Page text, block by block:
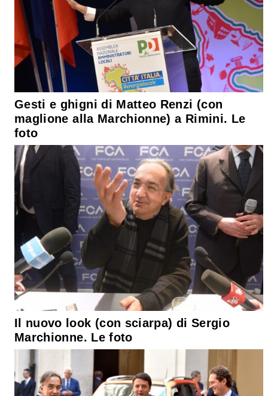
Gesti e ghigni di Matteo Renzi (con
maglione alla Marchionne) a Rimini. Le
foto
Il nuovo look (con sciarpa) di Sergio
Marchionne. Le foto